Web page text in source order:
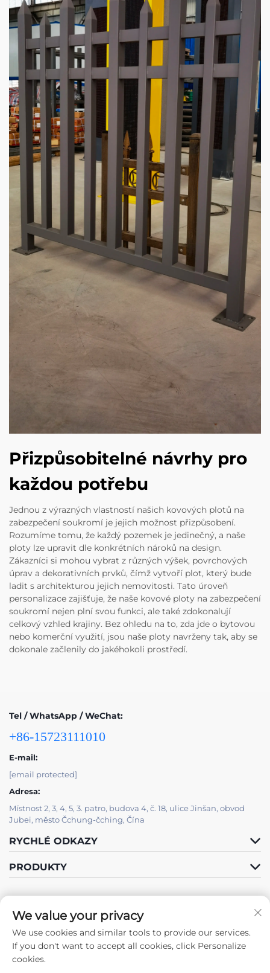
Přizpůsobitelné návrhy pro
každou potřebu
Jednou z výrazných vlastností našich kovových plotů na
zabezpečení soukromí je jejich možnost přizpůsobení.
Rozumíme tomu, že každý pozemek je jedinečný, a naše
ploty lze upravit dle konkrétních nároků na design.
Zákazníci si mohou vybrat z různých výšek, povrchových
úprav a dekorativních prvků, čímž vytvoří plot, který bude
ladit s architekturou jejich nemovitosti. Tato úroveň
personalizace zajišťuje, že naše kovové ploty na zabezpečení
soukromí nejen plní svou funkci, ale také zdokonalují
celkový vzhled krajiny. Bez ohledu na to, zda jde o bytovou
nebo komerční využití, jsou naše ploty navrženy tak, aby se
dokonale začlenily do jakéhokoli prostředí.
Tel / WhatsApp / WeChat:
+86-15723111010
E-mail:
[email protected]
Adresa:
Místnost 2, 3, 4, 5, 3. patro, budova 4, č. 18, ulice Jinšan, obvod
Jubei, město Čchung-čching, Čína
RYCHLÉ ODKAZY
PRODUKTY
Sledujte nás
We value your privacy
We use cookies and similar tools to provide our services.
If you don't want to accept all cookies, click Personalize
cookies.